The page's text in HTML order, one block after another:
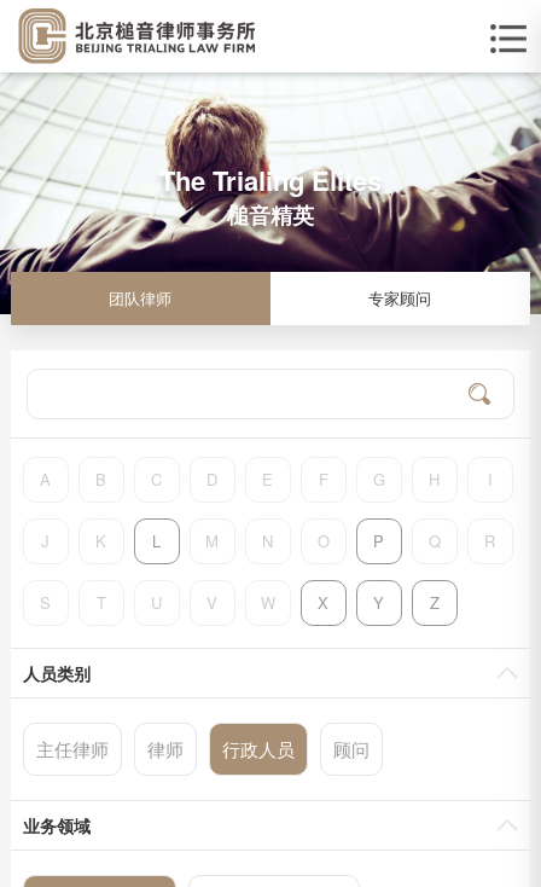
The Trialing Elites
槌音精英
团队律师 专家顾问
A B C D E F G H I
J K L M N O P Q R
S T U V W X Y Z
人员类别
主任律师 律师 行政人员 顾问
业务领域